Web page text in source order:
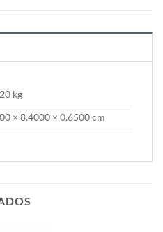
kg
× 8.4000 × 0.6500 cm